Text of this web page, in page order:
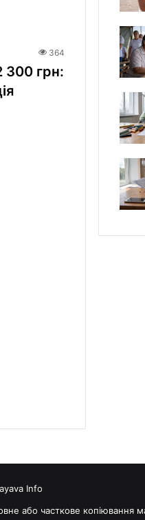
364
300 грн:
Info
або часткове копіювання